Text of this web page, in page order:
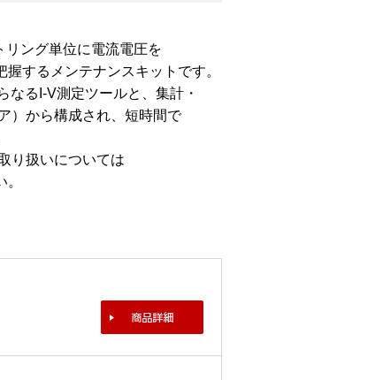
ング単位に電流電圧を
するメンテナンスキットです。
なるI-V測定ツールと、集計・
）から構成され、短時間で
り扱いについては